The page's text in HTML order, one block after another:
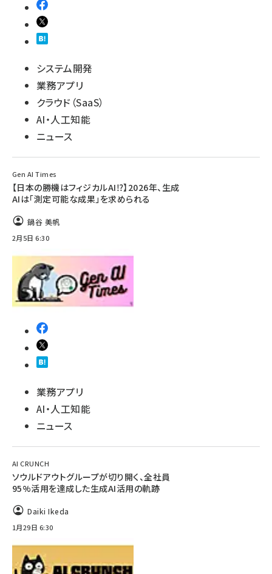
システム開発
業務アプリ
クラウド（SaaS）
AI・人工知能
ニュース
Gen AI Times
【日本の勝機はフィジカルAI⁉︎】2026年、生成
AIは「測定可能な成果」を求められる
鍋谷 美帆
2月5日 6:30
業務アプリ
AI・人工知能
ニュース
AI CRUNCH
ソウルドアウトグループが切り開く、全社員
95%活用を達成した生成AI活用の軌跡
Daiki Ikeda
1月29日 6:30